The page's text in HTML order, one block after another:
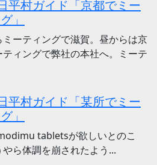
平村ガイド「京都でミー
」
ミーティングで滋賀。昼からは京
ィングで弊社の本社へ。ミーテ
平村ガイド「某所でミー
」
tabletsが欲しいとのこ
やら体調を崩されたよう...